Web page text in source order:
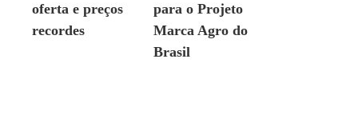
oferta e preços
recordes
para o Projeto
Marca Agro do
Brasil